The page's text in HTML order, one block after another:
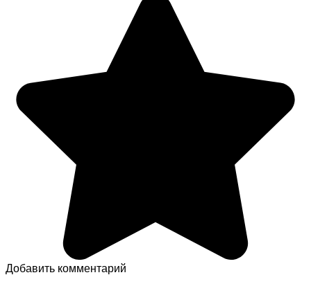
Добавить комментарий